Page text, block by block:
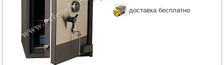
доставка бесплатно